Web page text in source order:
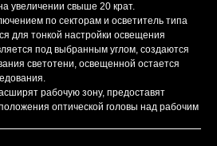
увеличении свыше 20 крат.
по секторам и осветитель типа
для тонкой настройки освещения
под выбранным углом, создаются
светотени, освещенной остается
рабочую зону, предоставят
оптической головы над рабочим